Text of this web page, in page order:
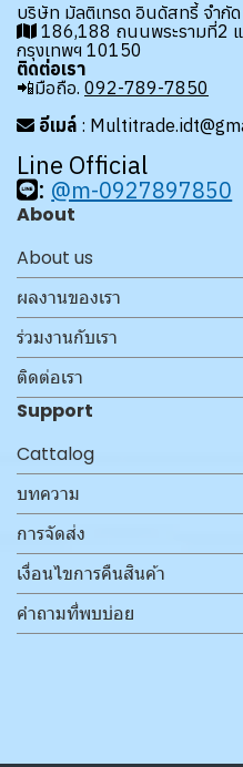
บริษัท มัลติเทรด อินดัสทรี้ จำกั
186,188 ถนนพระรามที่2 แ
กรุงเทพฯ 10150
ติดต่อเรา
📲มือถือ. 092-789-7850
อีเมล์ :
Line Official
: @m-0927897850
About
About us
ผลงานของเรา
ร่วมงานกับเรา
ติดต่อเรา
Support
Cattalog
บทความ
การจัดส่ง
เงื่อนไขการคืนสินค้า
คำถามที่พบบ่อย